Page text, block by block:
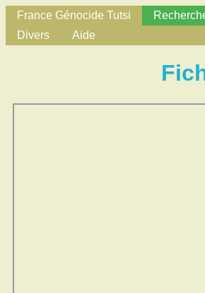
France Génocide Tutsi
Divers
Aide